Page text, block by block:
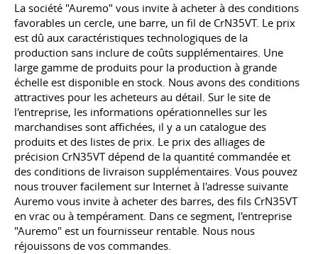
La société "Auremo" vous invite à acheter à des conditions
favorables un cercle, une barre, un fil de CrN35VT. Le prix
est dû aux caractéristiques technologiques de la
production sans inclure de coûts supplémentaires. Une
large gamme de produits pour la production à grande
échelle est disponible en stock. Nous avons des conditions
attractives pour les acheteurs au détail. Sur le site de
l'entreprise, les informations opérationnelles sur les
marchandises sont affichées, il y a un catalogue des
produits et des listes de prix. Le prix des alliages de
précision CrN35VT dépend de la quantité commandée et
des conditions de livraison supplémentaires. Vous pouvez
nous trouver facilement sur Internet à l'adresse suivante
Auremo vous invite à acheter des barres, des fils CrN35VT
en vrac ou à tempérament. Dans ce segment, l'entreprise
"Auremo" est un fournisseur rentable. Nous nous
réjouissons de vos commandes.